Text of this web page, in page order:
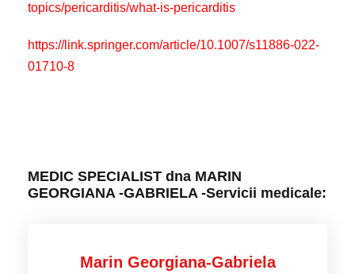
topics/pericarditis/what-is-pericarditis
https://link.springer.com/article/10.1007/s11886-022-
01710-8
MEDIC SPECIALIST dna MARIN
GEORGIANA -GABRIELA -Servicii medicale:
Marin Georgiana-Gabriela